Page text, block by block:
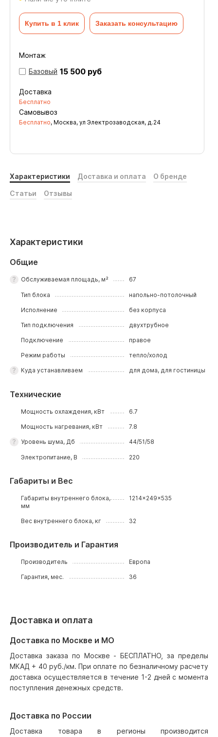
Купить в 1 клик Заказать консультацию
Монтаж
Базовый 15 500 руб
Доставка
Бесплатно
Самовывоз
Бесплатно, Москва, ул Электрозаводская, д.24
Характеристики Доставка и оплата О бренде
Статьи Отзывы
Характеристики
Общие
Обслуживаемая площадь, м² 67
Тип блока напольно-потолочный
Исполнение без корпуса
Тип подключения двухтрубное
Подключение правое
Режим работы тепло/холод
Куда устанавливаем для дома, для гостиницы
Технические
Мощность охлаждения, кВт 6.7
Мощность нагревания, кВт 7.8
Уровень шума, Дб 44/51/58
Электропитание, В 220
Габариты и Вес
Габариты внутреннего блока,
мм
1214x249x535
Вес внутреннего блока, кг 32
Производитель и Гарантия
Производитель Европа
Гарантия, мес. 36
Доставка и оплата
Доставка по Москве и МО
Доставка заказа по Москве - БЕСПЛАТНО, за пределы
МКАД + 40 руб./км. При оплате по безналичному расчету
доставка осуществляется в течение 1-2 дней с момента
поступления денежных средств.
Доставка по России
Доставка товара в регионы производится